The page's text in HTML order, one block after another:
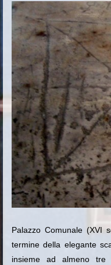
Palazzo Comunale (XVI
termine della elegante
insieme ad almeno tre